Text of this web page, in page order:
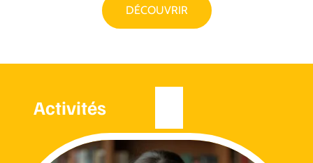
DÉCOUVRIR
Activités